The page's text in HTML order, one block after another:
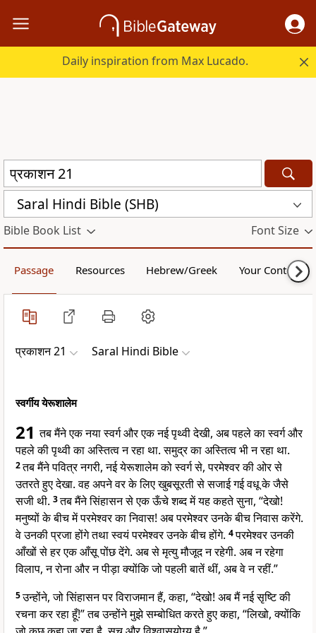
Daily inspiration from Max Lucado.
Saral Hindi Bible (SHB)
Bible Book List Font Size
Passage Resources Hebrew/Greek Your Content
प्रकाशन 21 Saral Hindi Bible
स्वर्गीय येरूशालेम
21तब मैंने एक नया स्वर्ग और एक नई पृथ्वी देखी, अब पहले का स्वर्ग और
पहले की पृथ्वी का अस्तित्व न रहा था. समुद्र का अस्तित्व भी न रहा था.
2तब मैंने पवित्र नगरी, नई येरूशालेम को स्वर्ग से, परमेश्वर की ओर से
उतरते हुए देखा. वह अपने वर के लिए खुबसूरती से सजाई गई वधू के जैसे
सजी थी. 3तब मैंने सिंहासन से एक ऊँचे शब्द में यह कहते सुना, “देखो!
मनुष्यों के बीच में परमेश्वर का निवास! अब परमेश्वर उनके बीच निवास करेंगे.
वे उनकी प्रजा होंगे तथा स्वयं परमेश्वर उनके बीच होंगे. 4परमेश्वर उनकी
आँखों से हर एक आँसू पोंछ देंगे. अब से मृत्यु मौजूद न रहेगी. अब न रहेगा
विलाप, न रोना और न पीड़ा क्योंकि जो पहली बातें थीं, अब वे न रहीं.”
5उन्होंने, जो सिंहासन पर विराजमान हैं, कहा, “देखो! अब मैं नई सृष्टि की
रचना कर रहा हूँ!” तब उन्होंने मुझे सम्बोधित करते हुए कहा, “लिखो, क्योंकि